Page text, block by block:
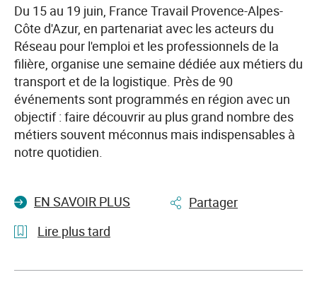
signée
à
l’ESRP
Richebois
à
Marseille
Du 15 au 19 juin, France Travail Provence-Alpes-
Côte d'Azur, en partenariat avec les acteurs du
Réseau pour l'emploi et les professionnels de la
filière, organise une semaine dédiée aux métiers du
transport et de la logistique. Près de 90
événements sont programmés en région avec un
objectif : faire découvrir au plus grand nombre des
métiers souvent méconnus mais indispensables à
notre quotidien.
EN SAVOIR PLUS
Partager
Lire plus tard
l'article